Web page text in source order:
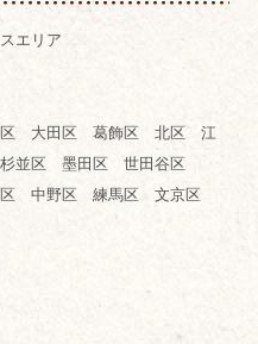
エリア
区 大田区 葛飾区 北区 江
並区 墨田区 世田谷区
中野区 練馬区 文京区